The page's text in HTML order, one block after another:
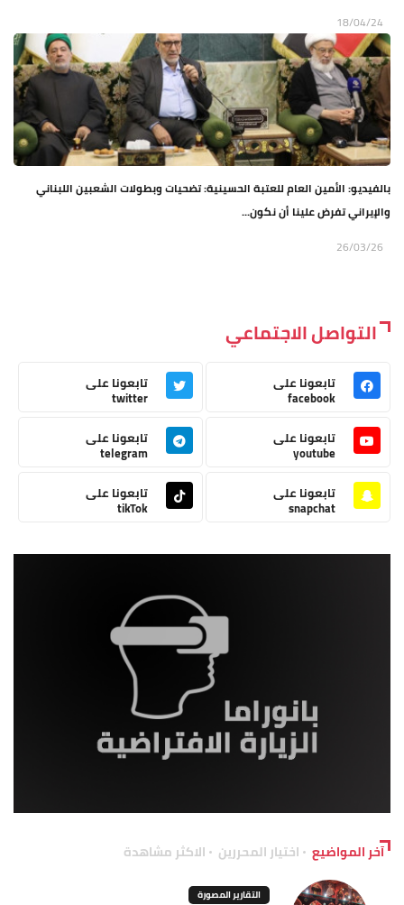
18/04/24
بالفيديو: الأمين العام للعتبة الحسينية: تضحيات وبطولات الشعبين اللبناني
والإيراني تفرض علينا أن نكون...
26/03/26
التواصل الاجتماعي
تابعونا على
facebook
تابعونا على
twitter
تابعونا على
youtube
تابعونا على
telegram
تابعونا على
snapchat
تابعونا على
tikTok
آخر المواضيع اختيار المحررين الاكثر مشاهدة
التقارير المصورة